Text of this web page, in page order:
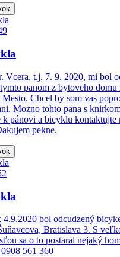
Vcera, t.j. 7. 9. 2020, mi bol
panom z bytoveho
Chcel by som vas
Mozno tohto pana s
k pánovi a bicyklu kontaktujte
pekne.
4.9.2020 bol odcudzený
Bratislava 3. S
sa o to postaral nejaký
561 360